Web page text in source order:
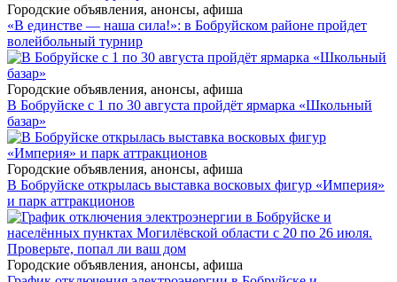
Городские объявления, анонсы, афиша
«В единстве — наша сила!»: в Бобруйском районе пройдет
волейбольный турнир
Городские объявления, анонсы, афиша
В Бобруйске с 1 по 30 августа пройдёт ярмарка «Школьный
базар»
Городские объявления, анонсы, афиша
В Бобруйске открылась выставка восковых фигур «Империя»
и парк аттракционов
Городские объявления, анонсы, афиша